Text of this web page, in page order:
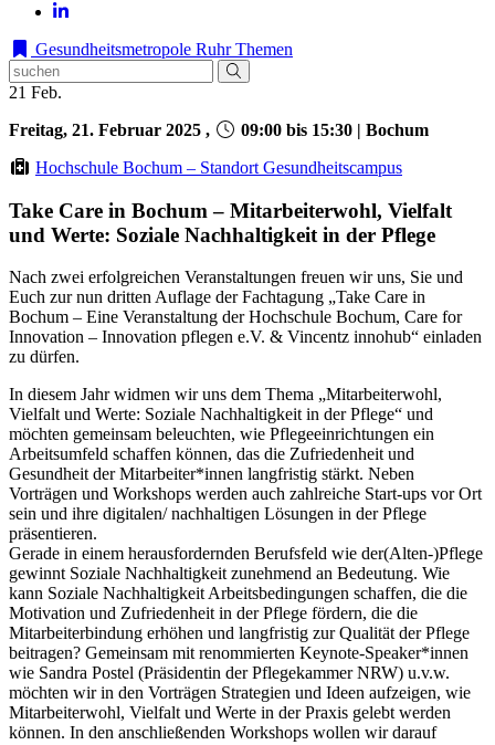
Gesundheitsmetropole Ruhr Themen
21 Feb.
Freitag, 21. Februar 2025 ,
09:00 bis 15:30 | Bochum
Hochschule Bochum – Standort Gesundheitscampus
Take Care in Bochum – Mitarbeiterwohl, Vielfalt
und Werte: Soziale Nachhaltigkeit in der Pflege
Nach zwei erfolgreichen Veranstaltungen freuen wir uns, Sie und
Euch zur nun dritten Auflage der Fachtagung „Take Care in
Bochum – Eine Veranstaltung der Hochschule Bochum, Care for
Innovation – Innovation pflegen e.V. & Vincentz innohub“ einladen
zu dürfen.
In diesem Jahr widmen wir uns dem Thema „Mitarbeiterwohl,
Vielfalt und Werte: Soziale Nachhaltigkeit in der Pflege“ und
möchten gemeinsam beleuchten, wie Pflegeeinrichtungen ein
Arbeitsumfeld schaffen können, das die Zufriedenheit und
Gesundheit der Mitarbeiter*innen langfristig stärkt. Neben
Vorträgen und Workshops werden auch zahlreiche Start-ups vor Ort
sein und ihre digitalen/ nachhaltigen Lösungen in der Pflege
präsentieren.
Gerade in einem herausfordernden Berufsfeld wie der(Alten-)Pflege
gewinnt Soziale Nachhaltigkeit zunehmend an Bedeutung. Wie
kann Soziale Nachhaltigkeit Arbeitsbedingungen schaffen, die die
Motivation und Zufriedenheit in der Pflege fördern, die die
Mitarbeiterbindung erhöhen und langfristig zur Qualität der Pflege
beitragen? Gemeinsam mit renommierten Keynote-Speaker*innen
wie Sandra Postel (Präsidentin der Pflegekammer NRW) u.v.w.
möchten wir in den Vorträgen Strategien und Ideen aufzeigen, wie
Mitarbeiterwohl, Vielfalt und Werte in der Praxis gelebt werden
können. In den anschließenden Workshops wollen wir darauf